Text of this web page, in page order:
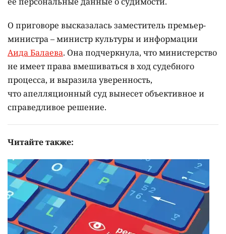
О приговоре высказалась заместитель премьер-
министра – министр культуры и информации
Аида Балаева. Она подчеркнула, что министерство
не имеет права вмешиваться в ход судебного
процесса, и выразила уверенность,
что апелляционный суд вынесет объективное и
справедливое решение.
Читайте также: